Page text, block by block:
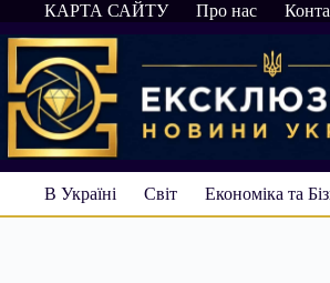
Перейти
до
вмісту
КАРТА САЙТУ Про нас
В Україні Світ Економіка та